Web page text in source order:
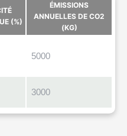
(%)
ÉMISSIONS
ANNUELLES DE CO2
(KG)
5000
3000